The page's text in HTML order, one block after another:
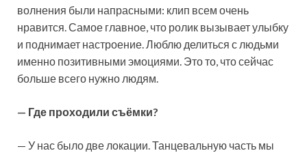
волнения были напрасными: клип всем очень
нравится. Самое главное, что ролик вызывает улыбку
и поднимает настроение. Люблю делиться с людьми
именно позитивными эмоциями. Это то, что сейчас
больше всего нужно людям.
— Где проходили съёмки?
— У нас было две локации. Танцевальную часть мы